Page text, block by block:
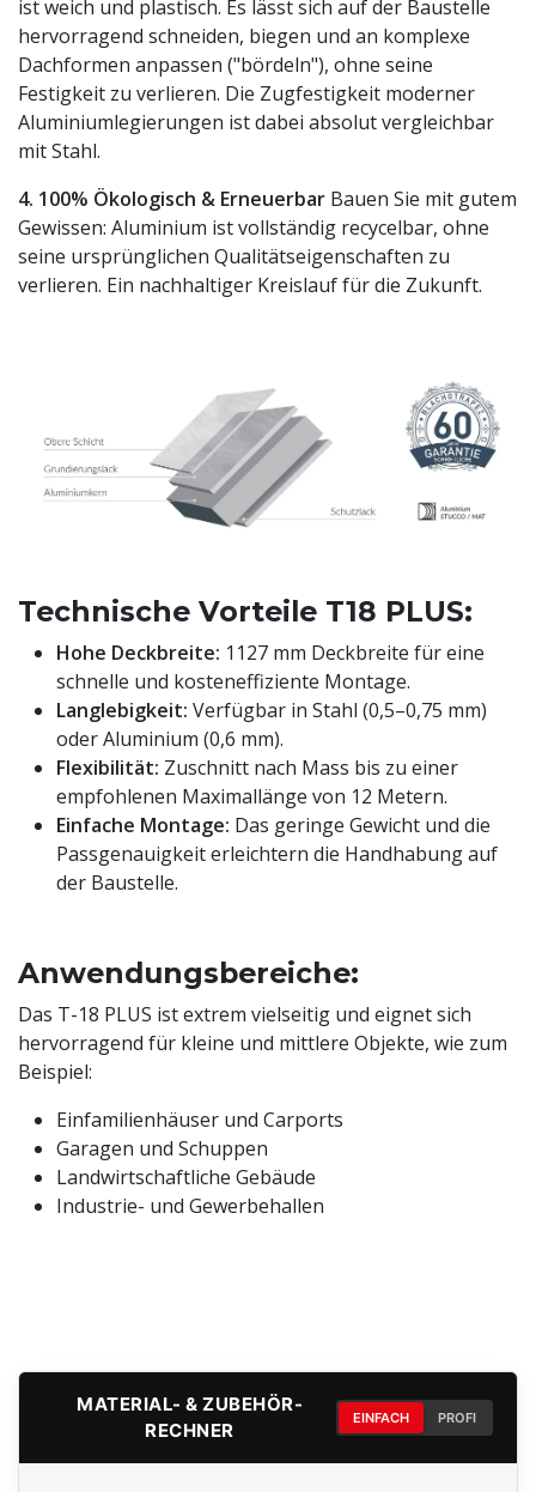
ist weich und plastisch. Es lässt sich auf der Baustelle
hervorragend schneiden, biegen und an komplexe
Dachformen anpassen ("bördeln"), ohne seine
Festigkeit zu verlieren. Die Zugfestigkeit moderner
Aluminiumlegierungen ist dabei absolut vergleichbar
mit Stahl.
4. 100% Ökologisch & Erneuerbar Bauen Sie mit gutem
Gewissen: Aluminium ist vollständig recycelbar, ohne
seine ursprünglichen Qualitätseigenschaften zu
verlieren. Ein nachhaltiger Kreislauf für die Zukunft.
Technische Vorteile T18 PLUS:
Hohe Deckbreite: 1127 mm Deckbreite für eine
schnelle und kosteneffiziente Montage.
Langlebigkeit: Verfügbar in Stahl (0,5–0,75 mm)
oder Aluminium (0,6 mm).
Flexibilität: Zuschnitt nach Mass bis zu einer
empfohlenen Maximallänge von 12 Metern.
Einfache Montage: Das geringe Gewicht und die
Passgenauigkeit erleichtern die Handhabung auf
der Baustelle.
Anwendungsbereiche:
Das T-18 PLUS ist extrem vielseitig und eignet sich
hervorragend für kleine und mittlere Objekte, wie zum
Beispiel:
Einfamilienhäuser und Carports
Garagen und Schuppen
Landwirtschaftliche Gebäude
Industrie- und Gewerbehallen
MATERIAL- & ZUBEHÖR-
RECHNER
EINFACH PROFI